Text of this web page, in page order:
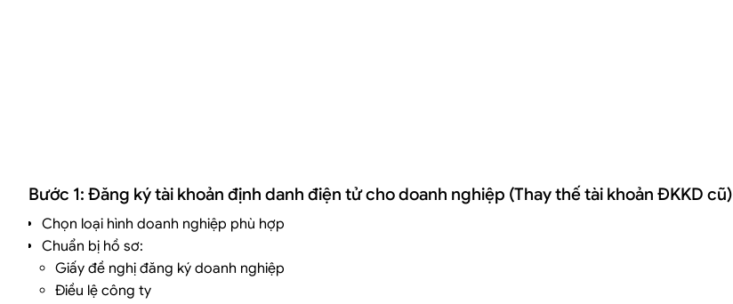
Bước 1: Đăng ký tài khoản định danh điện tử cho doanh nghiệp (Thay thế tài khoản ĐKKD cũ)
Chọn loại hình doanh nghiệp phù hợp
Chuẩn bị hồ sơ:
Giấy đề nghị đăng ký doanh nghiệp
Điều lệ công ty